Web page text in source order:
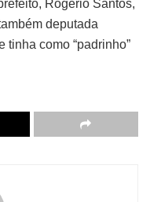
Rogério Santos,
deputada
tinha como “padrinho”